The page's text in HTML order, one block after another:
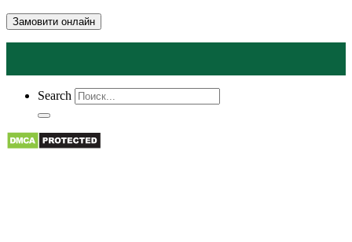
Замовити онлайн
Search